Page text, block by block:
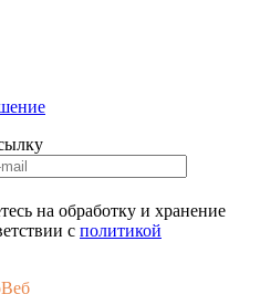
на обработку и хранение
с политикой